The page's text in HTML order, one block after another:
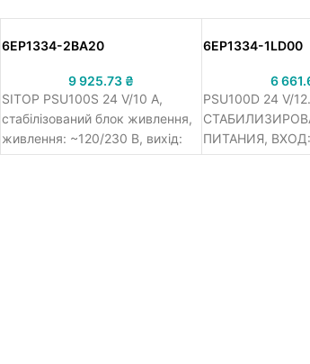
6EP1334-2BA20
9 925.73 ₴
SITOP PSU100S 24 V/10 A,
стабілізований блок живлення,
живлення: ~120/230 В, вихід:
=24 В/10 A
6EP1334-1LD00
6
PSU100D 24 V/
ПИТАНИЯ, ВХОД:
ВЫХОД: =24 В/